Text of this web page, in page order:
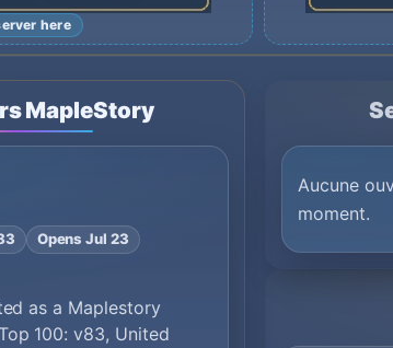
here
MapleStory
Opens Jul 23
as a Maplestory
100: v83, United
Aucune
moment.